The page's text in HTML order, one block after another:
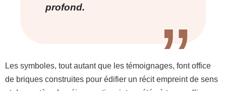
profond.
Les symboles, tout autant que les témoignages, font office
de briques construites pour édifier un récit empreint de sens